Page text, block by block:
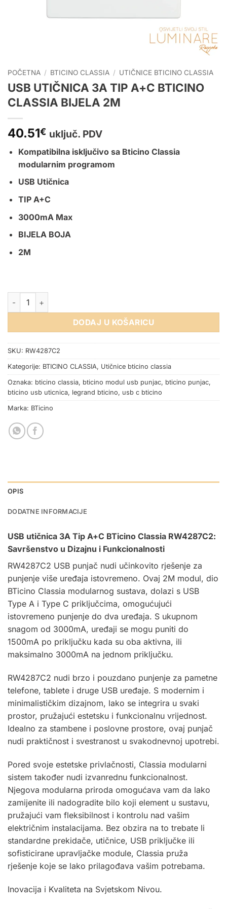
POČETNA / BTICINO CLASSIA / UTIČNICE BTICINO CLASSIA
USB UTIČNICA 3A TIP A+C BTICINO
CLASSIA BIJELA 2M
40.51€ uključ. PDV
Kompatibilna isključivo sa Bticino Classia
modularnim programom
USB Utičnica
TIP A+C
3000mA Max
BIJELA BOJA
2M
USB UTIČNICA 3A TIP A+C BTICINO CLASSIA BIJELA 2M
DODAJ U KOŠARICU
SKU: RW4287C2
Kategorije: BTICINO CLASSIA, Utičnice bticino classia
Oznaka: bticino classia, bticino modul usb punjac, bticino punjac,
bticino usb uticnica, legrand bticino, usb c bticino
Marka: BTicino
OPIS
DODATNE INFORMACIJE
USB utičnica 3A Tip A+C BTicino Classia RW4287C2:
Savršenstvo u Dizajnu i Funkcionalnosti
RW4287C2 USB punjač nudi učinkovito rješenje za
punjenje više uređaja istovremeno. Ovaj 2M modul, dio
BTicino Classia modularnog sustava, dolazi s USB
Type A i Type C priključcima, omogućujući
istovremeno punjenje do dva uređaja. S ukupnom
snagom od 3000mA, uređaji se mogu puniti do
1500mA po priključku kada su oba aktivna, ili
maksimalno 3000mA na jednom priključku.
RW4287C2 nudi brzo i pouzdano punjenje za pametne
telefone, tablete i druge USB uređaje. S modernim i
minimalističkim dizajnom, lako se integrira u svaki
prostor, pružajući estetsku i funkcionalnu vrijednost.
Idealno za stambene i poslovne prostore, ovaj punjač
nudi praktičnost i svestranost u svakodnevnoj upotrebi.
Pored svoje estetske privlačnosti, Classia modularni
sistem također nudi izvanrednu funkcionalnost.
Njegova modularna priroda omogućava vam da lako
zamijenite ili nadogradite bilo koji element u sustavu,
pružajući vam fleksibilnost i kontrolu nad vašim
električnim instalacijama. Bez obzira na to trebate li
standardne prekidače, utičnice, USB priključke ili
sofisticirane upravljačke module, Classia pruža
rješenje koje se lako prilagođava vašim potrebama.
Inovacija i Kvaliteta na Svjetskom Nivou.